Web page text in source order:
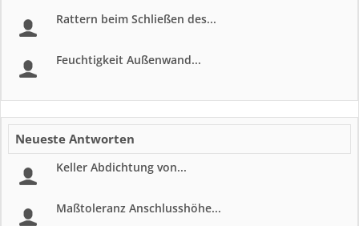
Rattern beim Schließen des...
Feuchtigkeit Außenwand...
Neueste Antworten
Keller Abdichtung von...
Maßtoleranz Anschlusshöhe...